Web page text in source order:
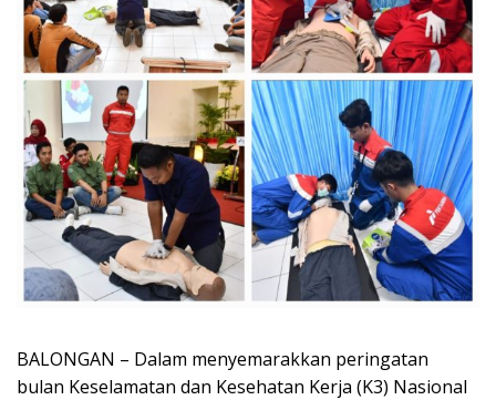
BALONGAN – Dalam menyemarakkan peringatan
bulan Keselamatan dan Kesehatan Kerja (K3) Nasional